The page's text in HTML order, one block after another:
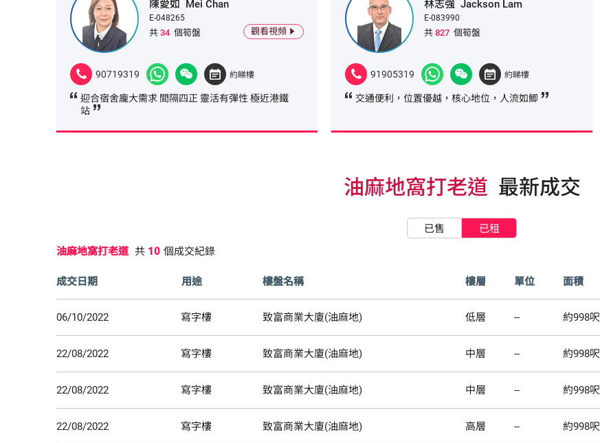
油麻地窩打老道 最新成交
已售
已租
油麻地窩打老道 共 10 個成交紀錄
成交日期 用途 樓盤名稱 樓層 單位 面積
06/10/2022 寫字樓 致富商業大廈(油麻地) 低層 -- 約998呎
22/08/2022 寫字樓 致富商業大廈(油麻地) 中層 -- 約998呎
22/08/2022 寫字樓 致富商業大廈(油麻地) 中層 -- 約998呎
22/08/2022 寫字樓 致富商業大廈(油麻地) 高層 -- 約998呎
陳愛如 Mei Chan
E-048265
共 34 個筍盤 觀看視頻
90719319 約睇樓
迎合宿舍龐大需求 間隔四正 靈活有彈性 極近港鐵
站
林志強 Jackson Lam
E-083990
共 827 個筍盤
91905319 約睇樓
交通便利，位置優越，核心地位，人流如鯽